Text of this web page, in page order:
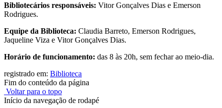
Bibliotecários responsáveis: Vitor Gonçalves Dias e Emerson
Rodrigues.
Equipe da Biblioteca: Claudia Barreto, Emerson Rodrigues,
Jaqueline Viza e Vitor Gonçalves Dias.
Horário de funcionamento: das 8 às 20h, sem fechar ao meio-dia.
registrado em: Biblioteca
Fim do conteúdo da página
Voltar para o topo
Início da navegação de rodapé